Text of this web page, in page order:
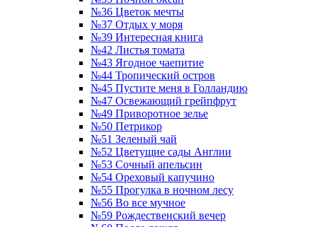
№36 Цветок мечты
№37 Отдых у моря
№39 Интересная книга
№42 Листья томата
№43 Ягодное чаепитие
№44 Тропический остров
№45 Пустите меня в Голландию
№47 Освежающий грейпфрут
№49 Приворотное зелье
№50 Петрикор
№51 Зеленый чай
№52 Цветущие сады Англии
№53 Сочный апельсин
№54 Ореховый капучино
№55 Прогулка в ночном лесу
№56 Во все мучное
№59 Рождественский вечер